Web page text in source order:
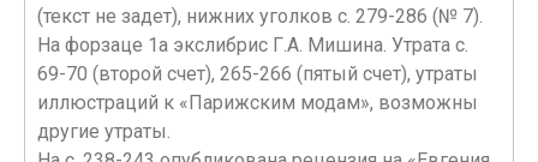
(текст не задет), нижних уголков с. 279-286 (№ 7).
На форзаце 1а экслибрис Г.А. Мишина. Утрата с.
69-70 (второй счет), 265-266 (пятый счет), утраты
иллюстраций к «Парижским модам», возможны
другие утраты.